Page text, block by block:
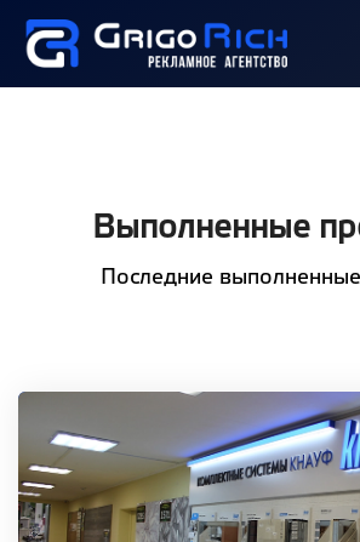
Выполненные
Последние